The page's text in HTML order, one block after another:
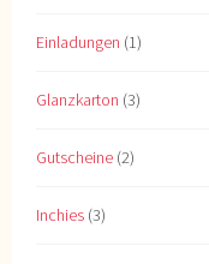
Einladungen (1)
Glanzkarton (3)
Gutscheine (2)
Inchies (3)